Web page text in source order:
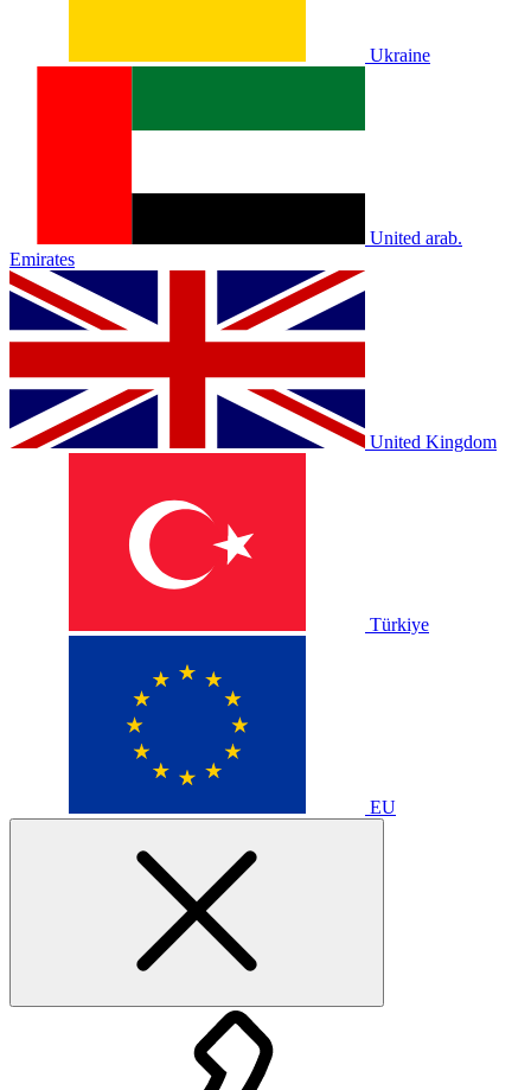
Ukraine
United arab.
Emirates
United Kingdom
Türkiye
EU